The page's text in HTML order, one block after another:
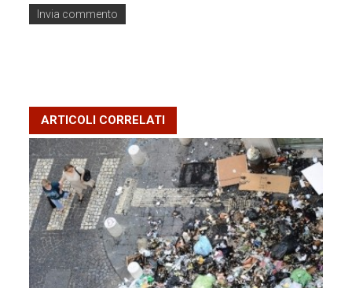
ARTICOLI CORRELATI